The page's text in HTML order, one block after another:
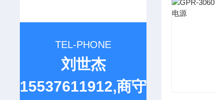
TEL-PHONE
刘世杰
15537611912,商守